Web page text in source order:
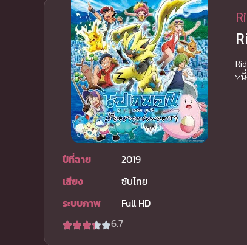
ปีที่ฉาย
2019
เสียง
ซับไทย
ระบบภาพ
Full HD
6.7
หนึ่